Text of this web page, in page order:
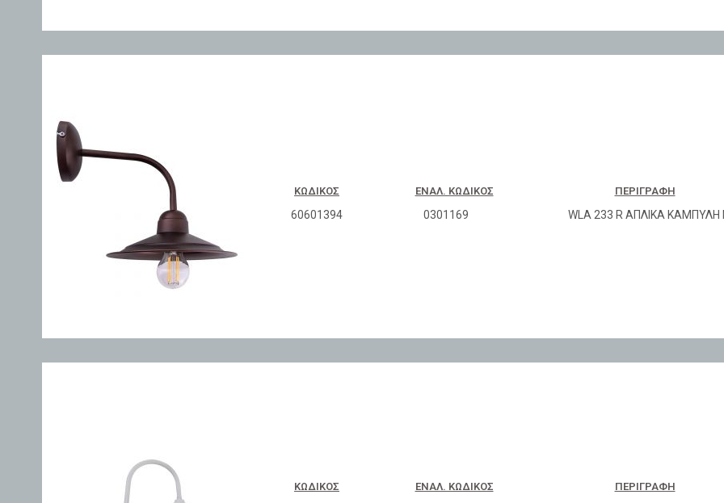
ΚΩΔΙΚΌΣ ΕΝΑΛ. ΚΩΔΙΚΌΣ ΠΕΡΙΓΡΑΦΉ
60601394 0301169 WLA 233 R ΑΠΛΙΚΑ ΚΑΜΠΥΛΗ
ΚΩΔΙΚΌΣ ΕΝΑΛ. ΚΩΔΙΚΌΣ ΠΕΡΙΓΡΑΦΉ